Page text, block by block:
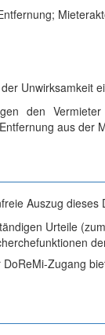
Unwirksamkeit
den Vermieter
aus der
Auszug dieses
Urteile
DoReMi-Zugang